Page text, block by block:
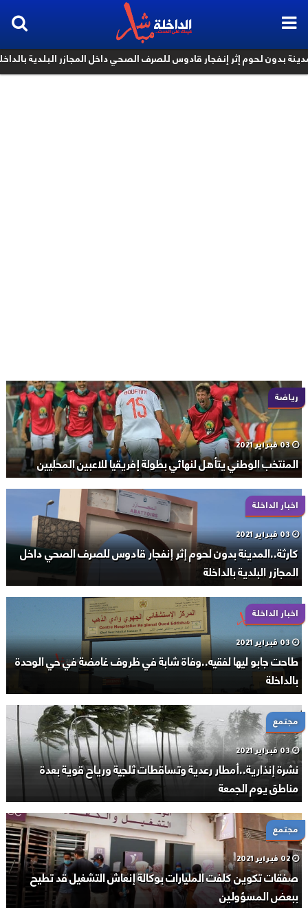
لحوم إثر إنفجار قادوس للصرف الصحي داخل المجازر البلدية بالداخلة
رياضة
03 فبراير 2021
المنتخب الوطني يتأهل لنهائي بطولة إفريقيا للاعبين المحليين
اخبار الداخلة
03 فبراير 2021
كارثة..المدينة بدون لحوم إثر إنفجار قادوس للصرف الصحي داخل
المجازر البلدية بالداخلة
اخبار الداخلة
03 فبراير 2021
طاحت جابو ليها لفقيه..وفاة شابة في ظروف غامضة في حي الوحدة
بالداخلة
مجتمع
03 فبراير 2021
نشرة إنذارية..أمطار رعدية وتساقطات ثلجية ورياح قوية بعدة
مناطق يوم الجمعة
مجتمع
صفقات تكوين كلفت المليارات بوكالة إنعاش التشغيل قد تطيح
ببعض المسؤولين